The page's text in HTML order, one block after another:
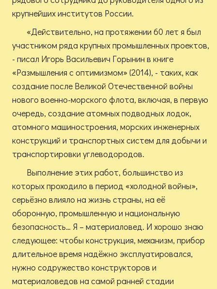
крупнейших институтов России.
«Действительно, на протяжении 60 лет я был
участником ряда крупных промышленных проектов,
- писал Игорь Васильевич Горынин в книге
«Размышления с оптимизмом» (2014), - таких, как
создание после Великой Отечественной войны
нового военно-морского флота, включая, в первую
очередь, создание атомных подводных лодок,
атомного машиностроения, морских инженерных
конструкций и транспортных систем для добычи и
транспортировки углеводородов.
Выполнение этих работ, большинство из
которых проходило в период «холодной войны»,
серьёзно влияло на жизнь страны, на её
оборонную, промышленную и национальную
безопасность… Я – материаловед. И хорошо знаю
следующее: чтобы конструкция, механизм, прибор
длительное время надёжно эксплуатировался,
нужно содружество конструкторов и
материаловедов на самой ранней стадии